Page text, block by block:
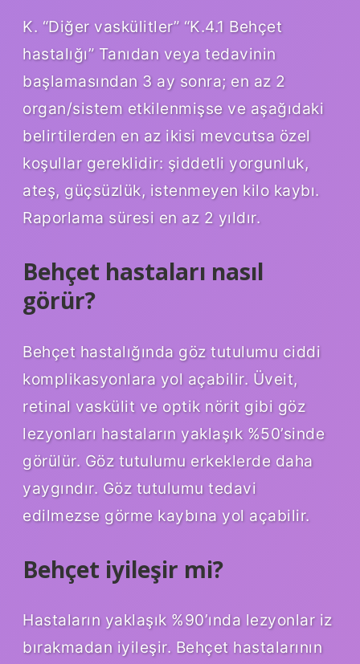
K. “Diğer vaskülitler” “K.4.1 Behçet
hastalığı” Tanıdan veya tedavinin
başlamasından 3 ay sonra; en az 2
organ/sistem etkilenmişse ve aşağıdaki
belirtilerden en az ikisi mevcutsa özel
koşullar gereklidir: şiddetli yorgunluk,
ateş, güçsüzlük, istenmeyen kilo kaybı.
Raporlama süresi en az 2 yıldır.
Behçet hastaları nasıl
görür?
Behçet hastalığında göz tutulumu ciddi
komplikasyonlara yol açabilir. Üveit,
retinal vaskülit ve optik nörit gibi göz
lezyonları hastaların yaklaşık %50’sinde
görülür. Göz tutulumu erkeklerde daha
yaygındır. Göz tutulumu tedavi
edilmezse görme kaybına yol açabilir.
Behçet iyileşir mi?
Hastaların yaklaşık %90’ında lezyonlar iz
bırakmadan iyileşir. Behçet hastalarının